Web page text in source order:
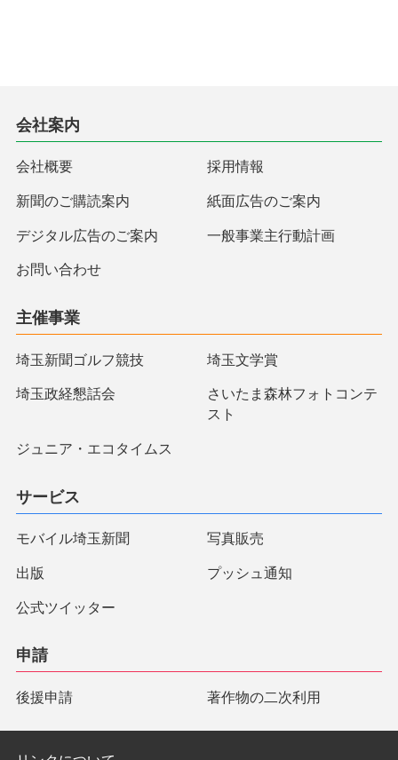
会社案内
会社概要 採用情報
新聞のご購読案内 紙面広告のご案内
デジタル広告のご案内 一般事業主行動計画
お問い合わせ
主催事業
埼玉新聞ゴルフ競技 埼玉文学賞
埼玉政経懇話会
さいたま森林フォトコンテ
スト
ジュニア・エコタイムス
サービス
モバイル埼玉新聞 写真販売
出版 プッシュ通知
公式ツイッター
申請
後援申請 著作物の二次利用